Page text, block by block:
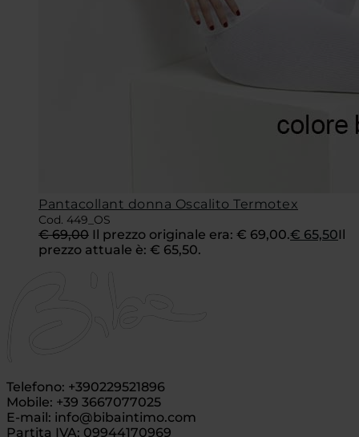
Pantacollant donna Oscalito Termotex
Cod. 449_OS
€69,00 Il prezzo originale era: € 69,00.€ 65,50Il
prezzo attuale è: € 65,50.
Telefono: +390229521896
Mobile: +39 3667077025
E-mail: info@bibaintimo.com
Partita IVA: 09944170969